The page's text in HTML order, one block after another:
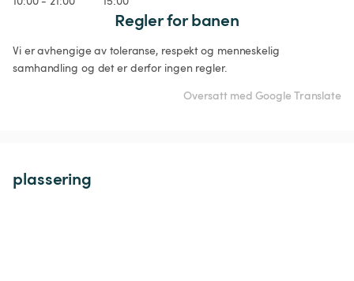
Regler for banen
Vi er avhengige av toleranse, respekt og menneskelig
samhandling og det er derfor ingen regler.
Oversatt med Google Translate
plassering